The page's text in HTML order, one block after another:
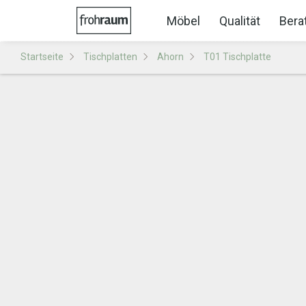
Möbel Qualität
Startseite Tischplatten Ahorn T01 Tischplatte